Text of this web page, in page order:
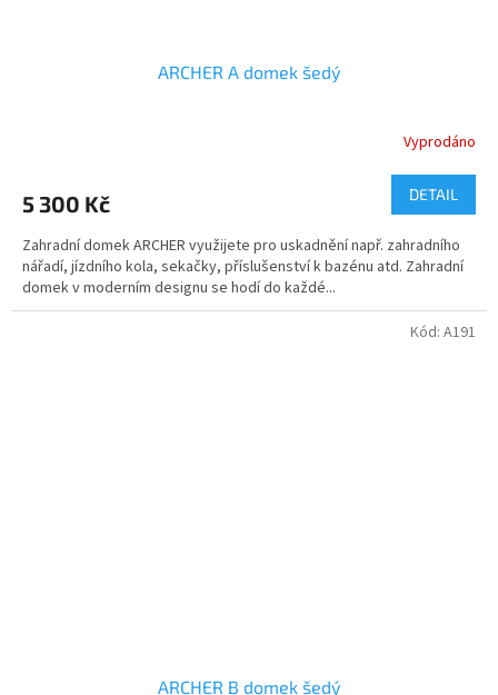
ARCHER A domek šedý
Vyprodáno
5 300 Kč DETAIL
Zahradní domek ARCHER využijete pro uskadnění např. zahradního
nářadí, jízdního kola, sekačky, příslušenství k bazénu atd. Zahradní
domek v moderním designu se hodí do každé...
ARCHER B domek šedý
Kód: A191